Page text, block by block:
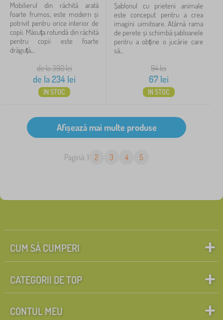
Mobilierul din răchită arată
foarte frumos, este modern și
potrivit pentru orice interior de
copii. Măsuța rotundă din răchită
pentru copii este foarte
drăguță,...
de la 390lei
de la234 lei
IN STOC
Șablonul cu prieteni animale
este conceput pentru a crea
imagini uimitoare. Atârnă rama
de perete și schimbă șabloanele
pentru a obține o jucărie care
să...
94lei
67lei
IN STOC
Pagină: 1 2 3 4 5
CUM SĂ CUMPERI
CATEGORII DE TOP
CONTUL MEU